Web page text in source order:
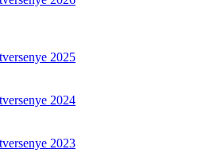
2025
2024
2023